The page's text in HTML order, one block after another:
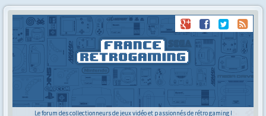
Le forum des collectionneurs de jeux vidéo et passionnés de rétro gaming !